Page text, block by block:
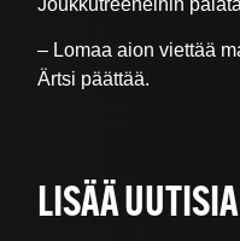
Joukkutreeneihin
– Lomaa aion viettää
Ärtsi päättää.
LISÄÄ UUTISIA